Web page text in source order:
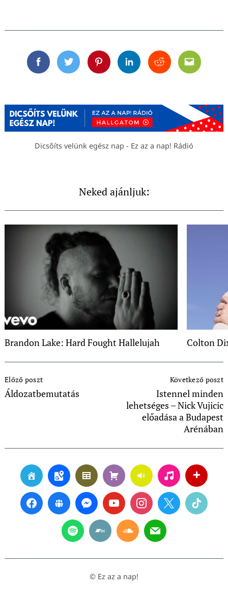
FacebookTwitterPinterestLinkedinRedditEmail
Dicsőíts velünk egész nap - Ez az a nap! Rádió
Neked ajánljuk:
Brandon Lake: Hard Fought Hallelujah Colton
Navigation
Előző poszt
Áldozatbemutatás
Következő poszt
Istennel minden
lehetséges – Nick Vujicic
előadása a Budapest
Arénában
© Ez az a nap!